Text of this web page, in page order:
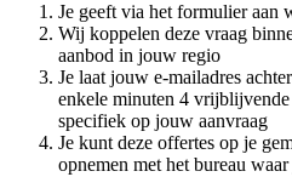
Je geeft via het formulier aan
Wij koppelen deze vraag
aanbod in jouw regio
Je laat jouw e-mailadres
enkele minuten 4
specifiek op jouw aanvraag
Je kunt deze offertes op je
opnemen met het bureau